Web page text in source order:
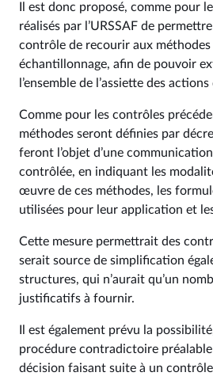
Il est donc proposé, comme pour
réalisés par l’URSSAF de
contrôle de recourir aux
échantillonnage, afin de pouvoir
l’ensemble de l’assiette des actions
Comme pour les contrôles
méthodes seront définies par
feront l’objet d’une
contrôlée, en indiquant les
œuvre de ces méthodes, les
utilisées pour leur application et
Cette mesure permettrait des
serait source de simplification
structures, qui n’aurait qu’un
justificatifs à fournir.
Il est également prévu la
procédure contradictoire
décision faisant suite à un